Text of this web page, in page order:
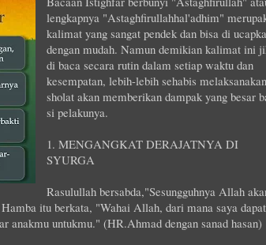
lengkapnya "Astaghfirullahhal'adhim"
kalimat yang sangat pendek dan bisa di
dengan mudah. Namun demikian kalimat ini
di baca secara rutin dalam setiap waktu dan
kesempatan, lebih-lebih sehabis melaksanakan
sholat akan memberikan dampak yang besar
si pelakunya.
1. MENGANGKAT DERAJATNYA DI
SYURGA
Rasulullah bersabda,"Sesungguhnya Allah
itu berkata, "Wahai Allah, dari mana saya dapat
untukmu." (HR.Ahmad dengan sanad hasan)